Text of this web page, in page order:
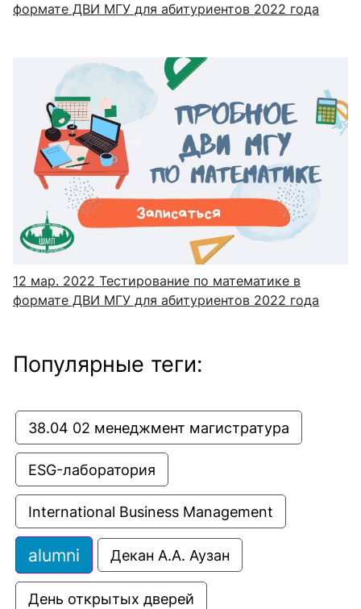
формате ДВИ МГУ для абитуриентов 2022 года
12 мар. 2022 Тестирование по математике в
формате ДВИ МГУ для абитуриентов 2022 года
Популярные теги:
38.04 02 менеджмент магистратура
ESG-лаборатория
International Business Management
alumni Декан А.А. Аузан
День открытых дверей